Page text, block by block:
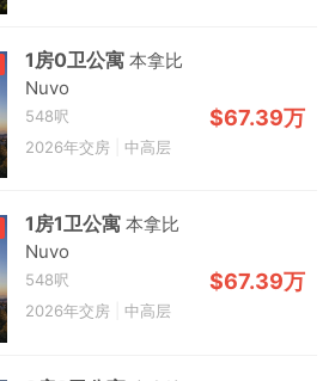
1房0卫公寓本拿比
Nuvo
548呎 $67.39万
2026年交房 中高层
1房1卫公寓本拿比
Nuvo
548呎 $67.39万
2026年交房 中高层